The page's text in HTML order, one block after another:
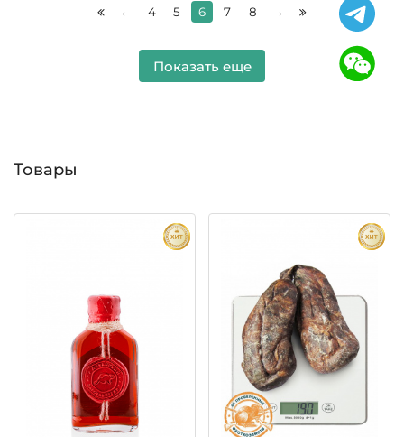
← 4 5 6 7 8 →
Показать еще
Товары